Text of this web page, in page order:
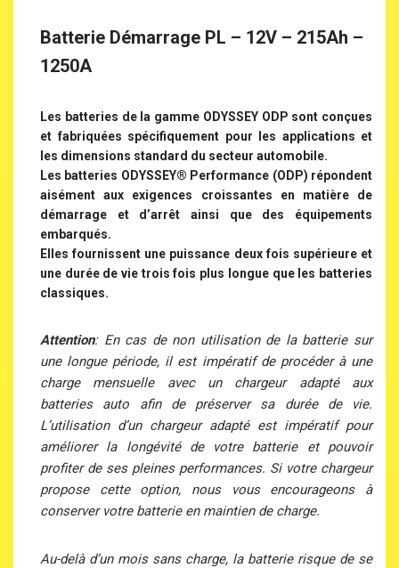
Batterie Démarrage PL – 12V – 215Ah –
1250A
Les batteries de la gamme ODYSSEY ODP sont conçues
et fabriquées spécifiquement pour les applications et
les dimensions standard du secteur automobile.
Les batteries ODYSSEY® Performance (ODP) répondent
aisément aux exigences croissantes en matière de
démarrage et d’arrêt ainsi que des équipements
embarqués.
Elles fournissent une puissance deux fois supérieure et
une durée de vie trois fois plus longue que les batteries
classiques.
Attention: En cas de non utilisation de la batterie sur
une longue période, il est impératif de procéder à une
charge mensuelle avec un chargeur adapté aux
batteries auto afin de préserver sa durée de vie.
L’utilisation d’un chargeur adapté est impératif pour
améliorer la longévité de votre batterie et pouvoir
profiter de ses pleines performances. Si votre chargeur
propose cette option, nous vous encourageons à
conserver votre batterie en maintien de charge.
Au-delà d’un mois sans charge, la batterie risque de se